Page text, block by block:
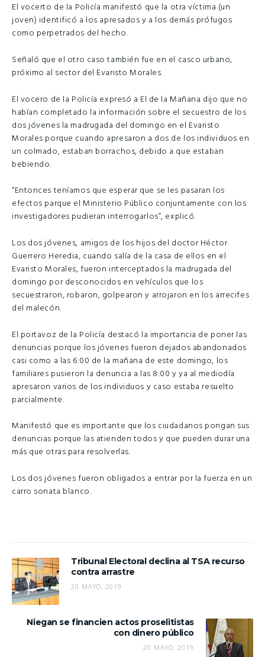
El vocerto de la Policía manifestó que la otra víctima (un
joven) identificó a los apresados y a los demás prófugos
como perpetrados del hecho.
Señaló que el otro caso también fue en el casco urbano,
próximo al sector del Evaristo Morales.
El vocero de la Policía expresó a El de la Mañana dijo que no
habían completado la información sobre el secuestro de los
dos jóvenes la madrugada del domingo en el Evaristo
Morales porque cuando apresaron a dos de los individuos en
un colmado, estaban borrachos, debido a que estaban
bebiendo.
“Entonces teníamos que esperar que se les pasaran los
efectos parque el Ministerio Público conjuntamente con los
investigadores pudieran interrogarlos”, explicó.
Los dos jóvenes, amigos de los hijos del doctor Héctor
Guerrero Heredia, cuando salía de la casa de ellos en el
Evaristo Morales, fueron interceptados la madrugada del
domingo por desconocidos en vehículos que los
secuestraron, robaron, golpearon y arrojaron en los arrecifes
del malecón.
El portavoz de la Policía destacó la importancia de poner las
denuncias porque los jóvenes fueron dejados abandonados
casi como a las 6:00 de la mañana de este domingo, los
familiares pusieron la denuncia a las 8:00 y ya al mediodía
apresaron varios de los individuos y caso estaba resuelto
parcialmente.
Manifestó que es importante que los ciudadanos pongan sus
denuncias porque las atienden todos y que pueden durar una
más que otras para resolverlas.
Los dos jóvenes fueron obligados a entrar por la fuerza en un
carro sonata blanco.
Tribunal Electoral declina al TSA recurso
contra arrastre
20 MAYO, 2019
Niegan se financien actos proselitistas
con dinero público
20 MAYO, 2019